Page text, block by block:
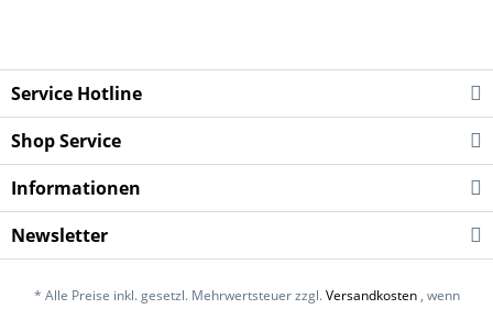
Service Hotline
Shop Service
Informationen
Newsletter
* Alle Preise inkl. gesetzl. Mehrwertsteuer zzgl.Versandkosten, wenn